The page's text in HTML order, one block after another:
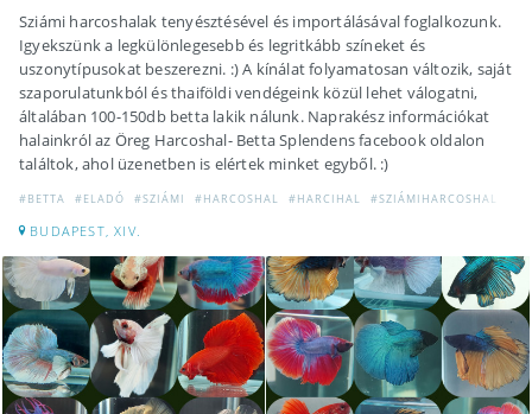
Sziámi harcoshalak tenyésztésével és importálásával foglalkozunk.
Igyekszünk a legkülönlegesebb és legritkább színeket és
uszonytípusokat beszerezni. :) A kínálat folyamatosan változik, saját
szaporulatunkból és thaiföldi vendégeink közül lehet válogatni,
általában 100-150db betta lakik nálunk. Naprakész információkat
halainkról az Öreg Harcoshal- Betta Splendens facebook oldalon
találtok, ahol üzenetben is elértek minket egyből. :)
#BETTA #ELADÓ #SZIÁMI #HARCOSHAL #HARCIHAL #SZIÁMIHARCOSHAL
BUDAPEST, XIV.